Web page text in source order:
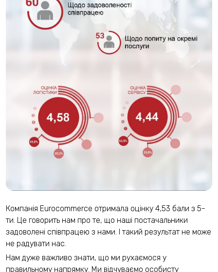
Компанія Eurocommerce отримала оцінку 4,53 бали з 5-
ти. Це говорить нам про те, що наші постачальники
задоволені співпрацею з нами. І такий результат не може
не радувати нас.
Нам дуже важливо знати, що ми рухаємося у
правильному напрямку. Ми відчуваємо особисту